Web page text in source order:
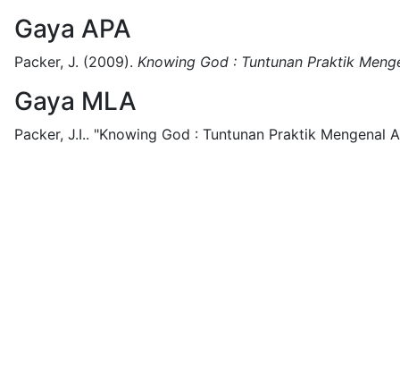
Gaya APA
Packer, J. (2009). Knowing God : Tuntunan Praktik
Gaya MLA
Packer, J.I.. "Knowing God : Tuntunan Praktik Mengenal